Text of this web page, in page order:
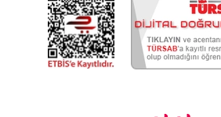
İşlem rehberi
Koşullar ve şartlar
Aydınlatma metni